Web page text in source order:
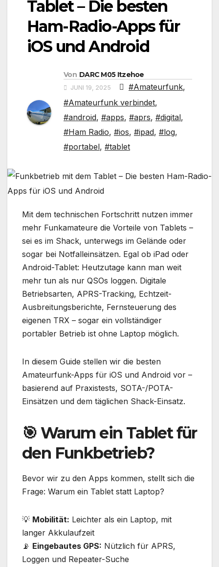
Tablet – Die besten
Ham-Radio-Apps für
iOS und Android
Von DARC M05 Itzehoe
JUNI 19, 2025 #Amateurfunk,
#Amateurfunk verbindet,
#android, #apps, #aprs, #digital,
#Ham Radio, #ios, #ipad, #log,
#portabel, #tablet
Mit dem technischen Fortschritt nutzen immer
mehr Funkamateure die Vorteile von Tablets –
sei es im Shack, unterwegs im Gelände oder
sogar bei Notfalleinsätzen. Egal ob iPad oder
Android-Tablet: Heutzutage kann man weit
mehr tun als nur QSOs loggen. Digitale
Betriebsarten, APRS-Tracking, Echtzeit-
Ausbreitungsberichte, Fernsteuerung des
eigenen TRX – sogar ein vollständiger
portabler Betrieb ist ohne Laptop möglich.
In diesem Guide stellen wir die besten
Amateurfunk-Apps für iOS und Android vor –
basierend auf Praxistests, SOTA-/POTA-
Einsätzen und dem täglichen Shack-Einsatz.
🎯 Warum ein Tablet für
den Funkbetrieb?
Bevor wir zu den Apps kommen, stellt sich die
Frage: Warum ein Tablet statt Laptop?
💡 Mobilität: Leichter als ein Laptop, mit
langer Akkulaufzeit
📡 Eingebautes GPS: Nützlich für APRS,
Loggen und Repeater-Suche